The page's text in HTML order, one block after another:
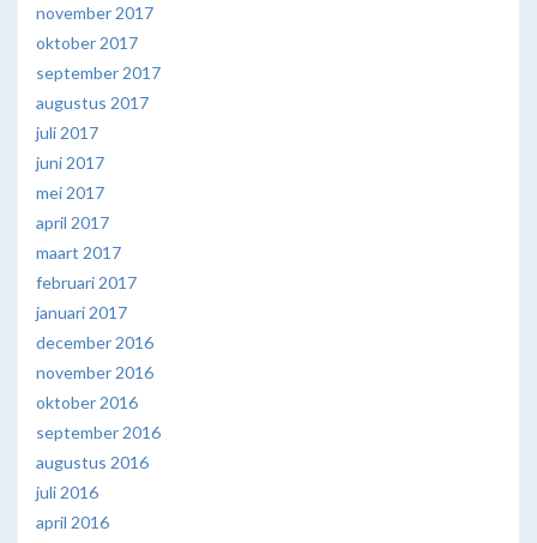
november 2017
oktober 2017
september 2017
augustus 2017
juli 2017
juni 2017
mei 2017
april 2017
maart 2017
februari 2017
januari 2017
december 2016
november 2016
oktober 2016
september 2016
augustus 2016
juli 2016
april 2016